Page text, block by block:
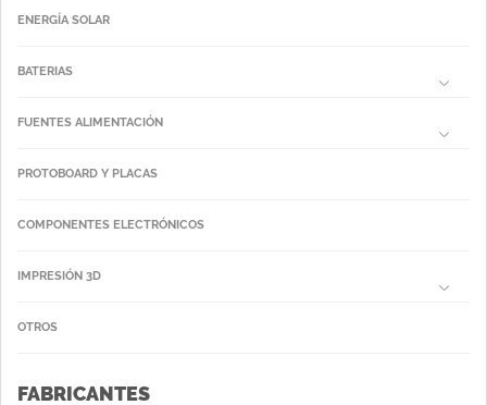
ENERGÍA SOLAR
BATERIAS
FUENTES ALIMENTACIÓN
PROTOBOARD Y PLACAS
COMPONENTES ELECTRÓNICOS
IMPRESIÓN 3D
OTROS
FABRICANTES